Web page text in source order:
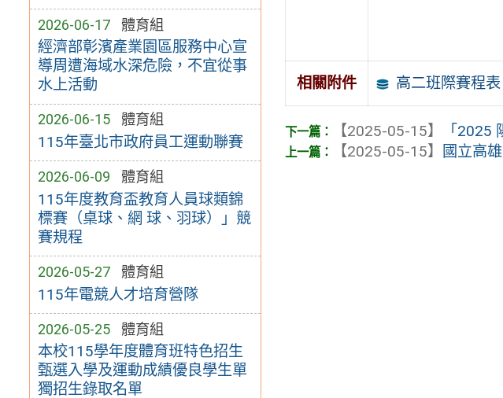
2026-06-17 體育組
經濟部彰濱產業園區服務中心宣
導周遭海域水深危險，不宜從事
水上活動
2026-06-15 體育組
115年臺北市政府員工運動聯賽
2026-06-09 體育組
115年度教育盃教育人員球類錦
標賽（桌球、網 球、羽球）」競
賽規程
2026-05-27 體育組
115年電競人才培育營隊
2026-05-25 體育組
本校115學年度體育班特色招生
甄選入學及運動成績優良學生單
獨招生錄取名單
相關附件 高二班際賽程表
【2025-05-15】
「2025
【2025-05-15】
國立高